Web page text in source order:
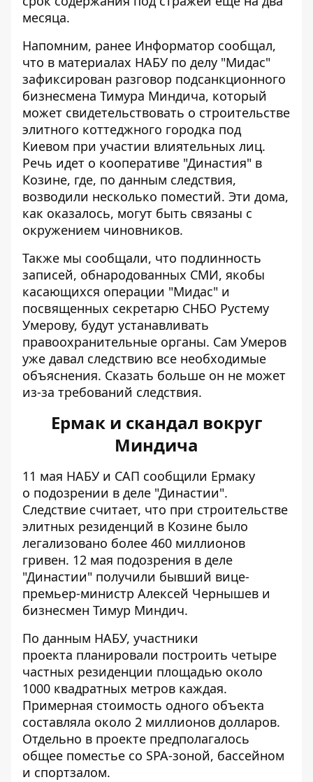
месяца.
Напомним, ранее Информатор сообщал,
что в материалах НАБУ по делу "Мидас"
зафиксирован разговор подсанкционного
бизнесмена Тимура Миндича, который
может свидетельствовать о строительстве
элитного коттеджного городка под
Киевом при участии влиятельных лиц.
Речь идет о кооперативе "Династия" в
Козине, где, по данным следствия,
возводили несколько поместий. Эти дома,
как оказалось, могут быть связаны с
окружением чиновников.
Также мы сообщали, что подлинность
записей, обнародованных СМИ, якобы
касающихся операции "Мидас" и
посвященных секретарю СНБО Рустему
Умерову, будут устанавливать
правоохранительные органы. Сам Умеров
уже давал следствию все необходимые
объяснения. Сказать больше он не может
из-за требований следствия.
Ермак и скандал вокруг
Миндича
11 мая НАБУ и САП сообщили Ермаку
о подозрении в деле "Династии".
Следствие считает, что при строительстве
элитных резиденций в Козине было
легализовано более 460 миллионов
гривен. 12 мая подозрения в деле
"Династии" получили бывший вице-
премьер-министр Алексей Чернышев и
бизнесмен Тимур Миндич.
По данным НАБУ, участники
проекта планировали построить четыре
частных резиденции площадью около
1000 квадратных метров каждая.
Примерная стоимость одного объекта
составляла около 2 миллионов долларов.
Отдельно в проекте предполагалось
общее поместье со SPA-зоной, бассейном
и спортзалом.